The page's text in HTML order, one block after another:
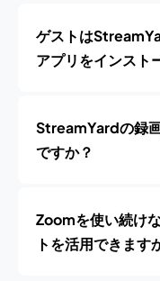
ゲストは
アプリをインスト
StreamYardの録
ですか？
Zoomを使い続け
トを活用できます